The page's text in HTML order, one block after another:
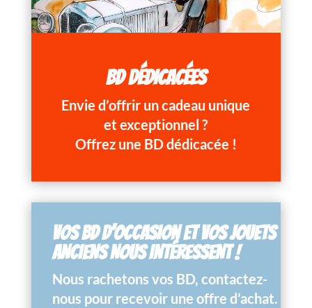
BD DÉDICACÉES
Envie d’offrir un cadeau unique
et exceptionnel ?
Offrez une BD dédicacée !
VOS BD D’OCCASION ET VOS JOUETS
ANCIENS NOUS INTÉRESSENT !
Nous rachetons vos BD, contactez-
nous pour recevoir une offre d’achat.